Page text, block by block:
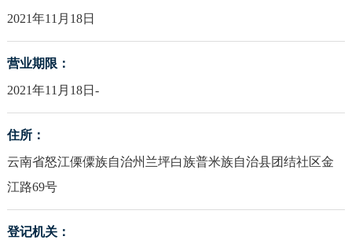
2021年11月18日
营业期限：
2021年11月18日-
住所：
云南省怒江傈僳族自治州兰坪白族普米族自治县团结社区金
江路69号
登记机关：